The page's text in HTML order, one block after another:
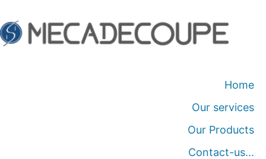
Home
Our services
Our Products
Contact-us...